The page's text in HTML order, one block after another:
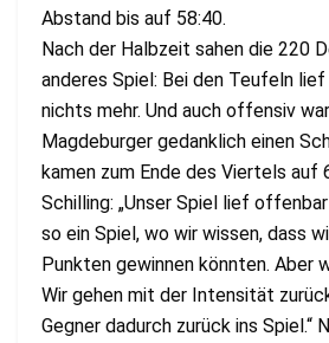
Abstand bis auf 58:40.
Nach der Halbzeit sahen die 220
anderes Spiel: Bei den Teufeln
nichts mehr. Und auch offensiv
Magdeburger gedanklich einen
kamen zum Ende des Viertels auf
Schilling: „Unser Spiel lief
so ein Spiel, wo wir wissen, dass
Punkten gewinnen könnten. Aber
Wir gehen mit der Intensität
Gegner dadurch zurück ins Spiel.“